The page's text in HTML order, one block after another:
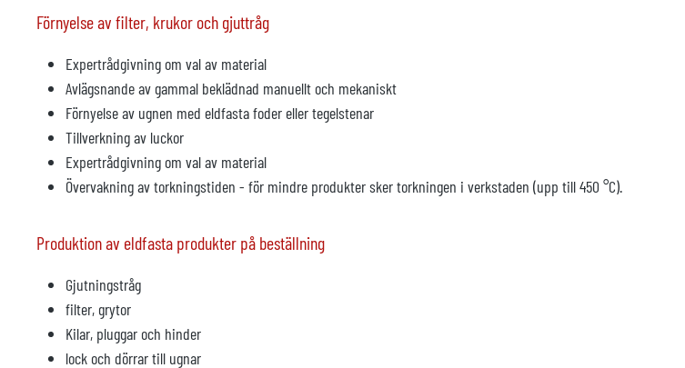
Förnyelse av filter, krukor och gjuttråg
Expertrådgivning om val av material
Avlägsnande av gammal beklädnad manuellt och mekaniskt
Förnyelse av ugnen med eldfasta foder eller tegelstenar
Tillverkning av luckor
Expertrådgivning om val av material
Övervakning av torkningstiden - för mindre produkter sker torkningen i verkstaden (upp till 450 °C).
Produktion av eldfasta produkter på beställning
Gjutningstråg
filter, grytor
Kilar, pluggar och hinder
lock och dörrar till ugnar